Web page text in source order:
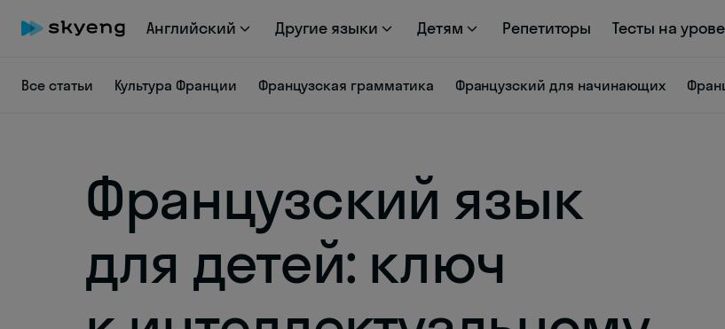
Английский Другие языки Детям Репетиторы Тесты на
Все статьи Культура Франции Французская грамматика Французский для начинающих
Французский язык
для детей: ключ